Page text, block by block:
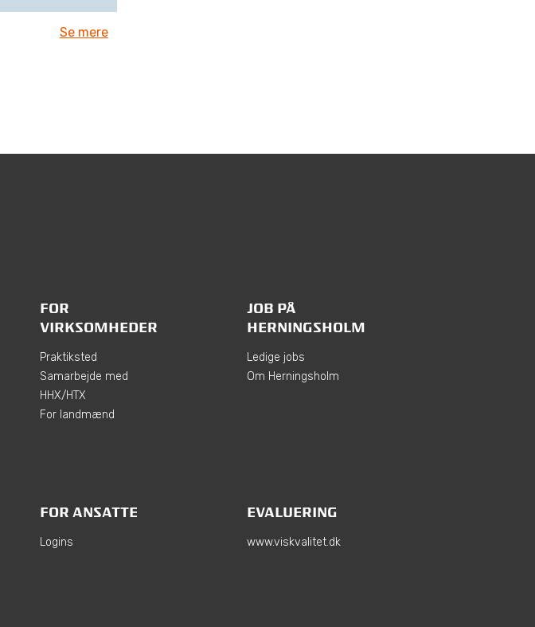
Se mere
FOR
VIRKSOMHEDER
Praktiksted
Samarbejde med
HHX/HTX
For landmænd
JOB PÅ
HERNINGSHOLM
Ledige jobs
Om Herningsholm
FOR ANSATTE
Logins
EVALUERING
www.viskvalitet.dk